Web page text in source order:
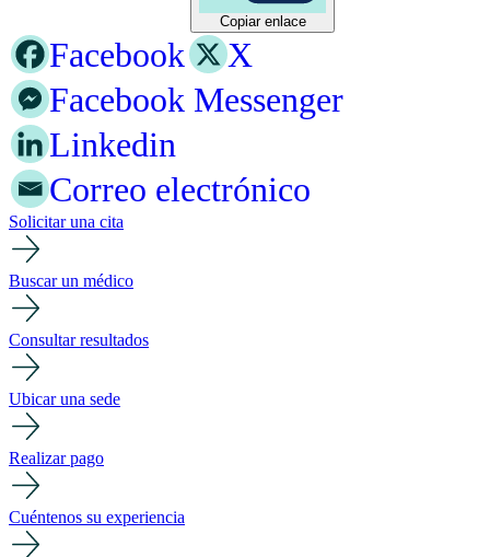
Copiar enlace
Facebook
X
Facebook Messenger
Linkedin
Correo electrónico
Solicitar una cita
Buscar un médico
Consultar resultados
Ubicar una sede
Realizar pago
Cuéntenos su experiencia